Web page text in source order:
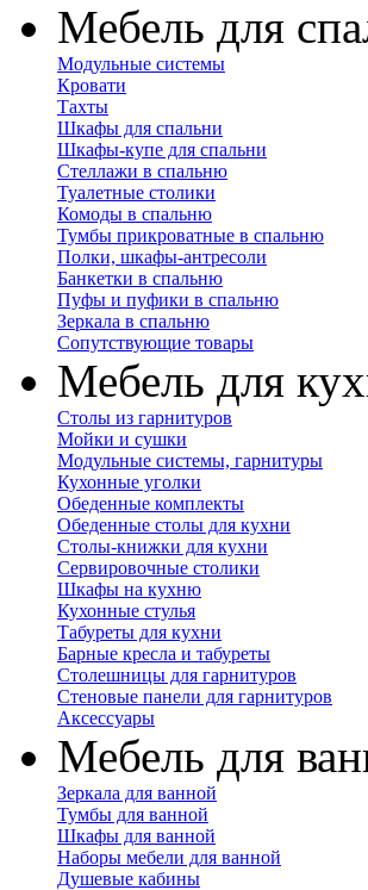
Мебель для
Модульные системы
Кровати
Тахты
Шкафы для спальни
Шкафы-купе для спальни
Стеллажи в спальню
Туалетные столики
Комоды в спальню
Тумбы прикроватные в спальню
Полки, шкафы-антресоли
Банкетки в спальню
Пуфы и пуфики в спальню
Зеркала в спальню
Сопутствующие товары
Мебель для
Столы из гарнитуров
Мойки и сушки
Модульные системы, гарнитуры
Кухонные уголки
Обеденные комплекты
Обеденные столы для кухни
Столы-книжки для кухни
Сервировочные столики
Шкафы на кухню
Кухонные стулья
Табуреты для кухни
Барные кресла и табуреты
Столешницы для гарнитуров
Стеновые панели для гарнитуров
Аксессуары
Мебель для
Зеркала для ванной
Тумбы для ванной
Шкафы для ванной
Наборы мебели для ванной
Душевые кабины